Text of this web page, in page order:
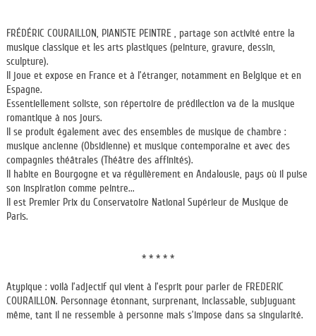
FRÉDÉRIC COURAILLON, PIANISTE PEINTRE , partage son activité entre la
musique classique et les arts plastiques (peinture, gravure, dessin,
sculpture).
Il joue et expose en France et à l’étranger, notamment en Belgique et en
Espagne.
Essentiellement soliste, son répertoire de prédilection va de la musique
romantique à nos jours.
Il se produit également avec des ensembles de musique de chambre :
musique ancienne (Obsidienne) et musique contemporaine et avec des
compagnies théâtrales (Théâtre des affinités).
Il habite en Bourgogne et va régulièrement en Andalousie, pays où il puise
son inspiration comme peintre...
Il est Premier Prix du Conservatoire National Supérieur de Musique de
Paris.
* * * * *
Atypique : voilà l’adjectif qui vient à l’esprit pour parler de FREDERIC
COURAILLON. Personnage étonnant, surprenant, inclassable, subjuguant
même, tant il ne ressemble à personne mais s’impose dans sa singularité.